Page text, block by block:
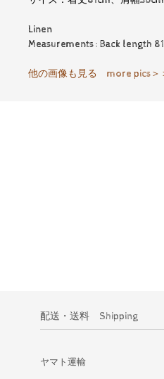
Linen
Measurements : Back length
他の画像も見る more pics＞
配送・送料 Shipping
ヤマト運輸